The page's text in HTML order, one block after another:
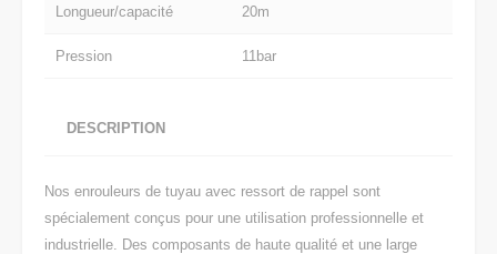
Longueur/capacité 20m
Pression 11bar
DESCRIPTION
Nos enrouleurs de tuyau avec ressort de rappel sont
spécialement conçus pour une utilisation professionnelle et
industrielle. Des composants de haute qualité et une large